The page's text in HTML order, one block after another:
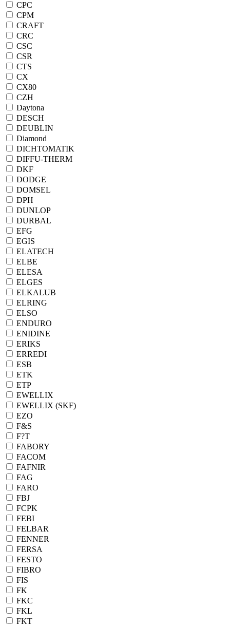
CPC
CPM
CRAFT
CRC
CSC
CSR
CTS
CX
CX80
CZH
Daytona
DESCH
DEUBLIN
Diamond
DICHTOMATIK
DIFFU-THERM
DKF
DODGE
DOMSEL
DPH
DUNLOP
DURBAL
EFG
EGIS
ELATECH
ELBE
ELESA
ELGES
ELKALUB
ELRING
ELSO
ENDURO
ENIDINE
ERIKS
ERREDI
ESB
ETK
ETP
EWELLIX
EWELLIX (SKF)
EZO
F&S
F?T
FABORY
FACOM
FAFNIR
FAG
FARO
FBJ
FCPK
FEBI
FELBAR
FENNER
FERSA
FESTO
FIBRO
FIS
FK
FKC
FKL
FKT